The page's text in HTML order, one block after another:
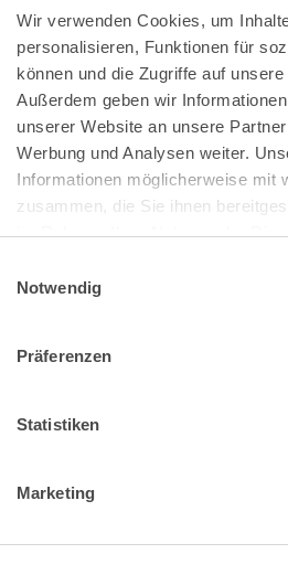
Wir verwenden Cookies, um
personalisieren, Funktionen für
können und die Zugriffe auf
Außerdem geben wir
unserer Website an unsere
Werbung und Analysen weiter.
Informationen möglicherweise mit
zusammen, die Sie ihnen
im Rahmen Ihrer Nutzung der
Impressum
Notwendig
Präferenzen
Statistiken
Marketing
Bundeskanzlerplatz 2
53113 Bonn
Pressemitteilungen|AGB
Impressum|Datenschutz
Muster Widerrufsformular (PDF)
Barrierefreiheit